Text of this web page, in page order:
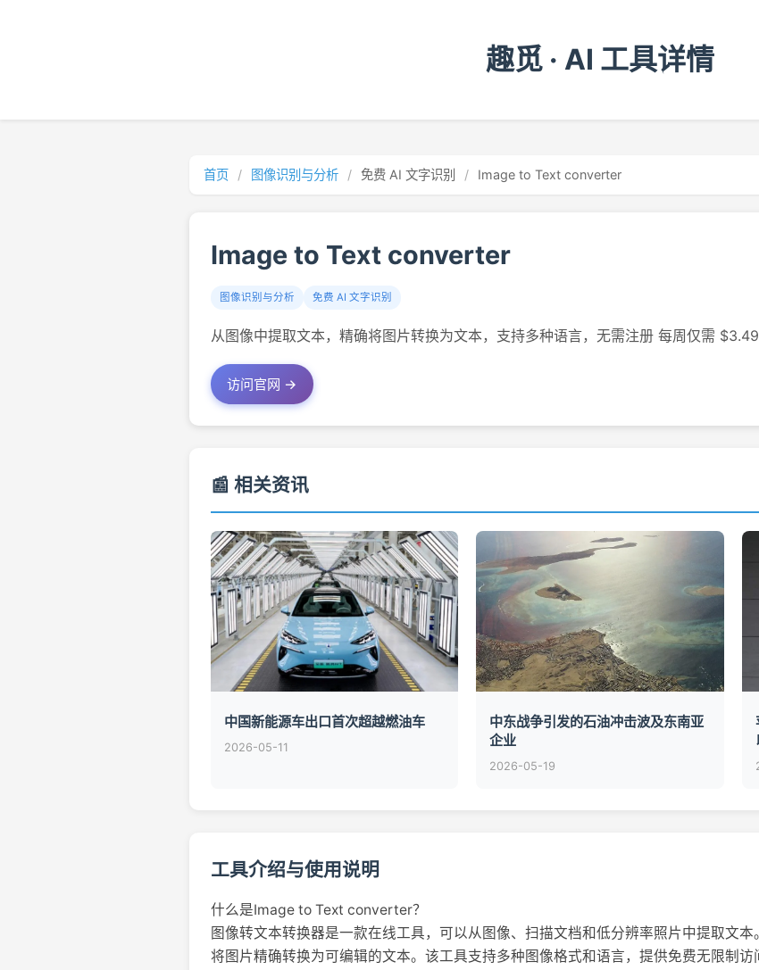
趣觅 · AI 工具详情
首页 / 图像识别与分析 / 免费 AI 文字识别 / Image to Text converter
Image to Text converter
图像识别与分析 免费 AI 文字识别
从图像中提取文本，精确将图片转换为文本，支持多种语言，无需注册 每周仅需 $3.49
访问官网 →
📰 相关资讯
中国新能源车出口首次超越燃油车
2026-05-11
中东战争引发的石油冲击波及东南亚
企业
2026-05-19
工具介绍与使用说明
什么是Image to Text converter？
图像转文本转换器是一款在线工具，可以从图像、扫描文档和低分辨率照片中提取文
将图片精确转换为可编辑的文本。该工具支持多种图像格式和语言，提供免费无限制访